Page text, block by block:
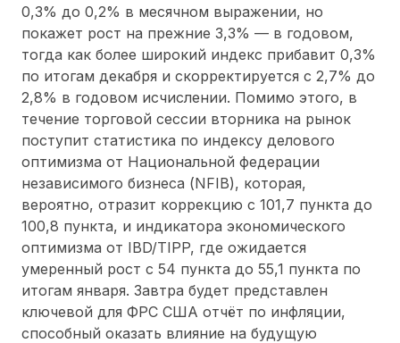
0,3% до 0,2% в месячном выражении, но
покажет рост на прежние 3,3% — в годовом,
тогда как более широкий индекс прибавит 0,3%
по итогам декабря и скорректируется с 2,7% до
2,8% в годовом исчислении. Помимо этого, в
течение торговой сессии вторника на рынок
поступит статистика по индексу делового
оптимизма от Национальной федерации
независимого бизнеса (NFIB), которая,
вероятно, отразит коррекцию с 101,7 пункта до
100,8 пункта, и индикатора экономического
оптимизма от IBD/TIPP, где ожидается
умеренный рост с 54 пункта до 55,1 пункта по
итогам января. Завтра будет представлен
ключевой для ФРС США отчёт по инфляции,
способный оказать влияние на будущую